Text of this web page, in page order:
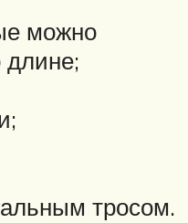
можно
длине;
тросом.